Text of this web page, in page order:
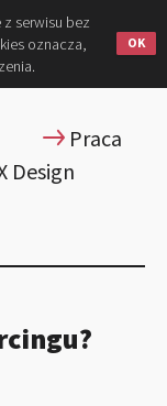
serwisu bez
oznacza,
Praca
Design